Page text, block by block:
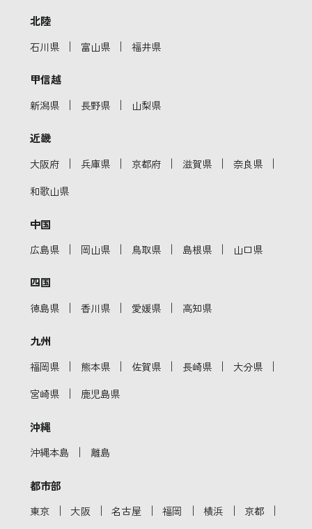
北陸
石川県 ｜ 富山県 ｜ 福井県
甲信越
新潟県 ｜ 長野県 ｜ 山梨県
近畿
大阪府 ｜ 兵庫県 ｜ 京都府 ｜ 滋賀県 ｜ 奈良県 ｜
和歌山県
中国
広島県 ｜ 岡山県 ｜ 鳥取県 ｜ 島根県 ｜ 山口県
四国
徳島県 ｜ 香川県 ｜ 愛媛県 ｜ 高知県
九州
福岡県 ｜ 熊本県 ｜ 佐賀県 ｜ 長崎県 ｜ 大分県 ｜
宮崎県 ｜ 鹿児島県
沖縄
沖縄本島 ｜ 離島
都市部
東京 ｜ 大阪 ｜ 名古屋 ｜ 福岡 ｜ 横浜 ｜ 京都 ｜